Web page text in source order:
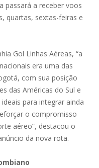
passará a receber voos
quartas, sextas-feiras e
Gol Linhas Aéreas, “a
era uma das
com sua posição
das Américas do Sul e
para integrar ainda
o compromisso
aéreo”, destacou o
da nova rota.